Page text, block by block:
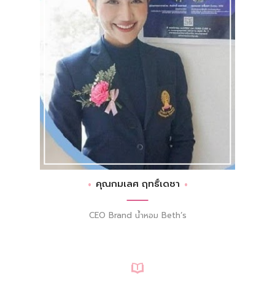
คุณกมเลศ ฤทธิ์เดชา
CEO Brand น้ำหอม Beth’s